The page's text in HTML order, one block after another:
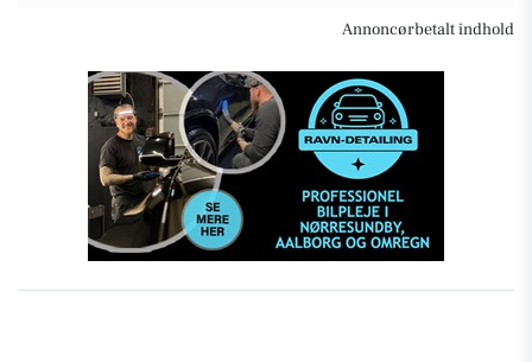
Annoncørbetalt indhold